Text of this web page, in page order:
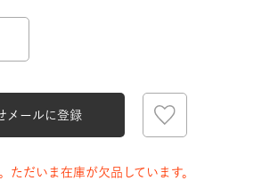
メールに登録
ただいま在庫が欠品しています。